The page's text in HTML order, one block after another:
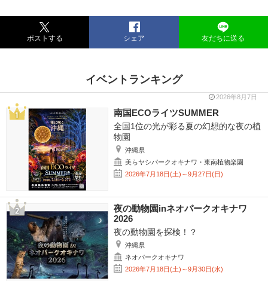
ポストする シェア 友だちに送る
イベントランキング
2026年8月7日
南国ECOライツSUMMER
全国1位の光が彩る夏の幻想的な夜の植
物園
沖縄県
美らヤシパークオキナワ・東南植物楽園
2026年7月18日(土)～9月27日(日)
夜の動物園inネオパークオキナワ
2026
夜の動物園を探検！？
沖縄県
ネオパークオキナワ
2026年7月18日(土)～9月30日(水)